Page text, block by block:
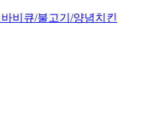
비큐/불고기/양념치킨